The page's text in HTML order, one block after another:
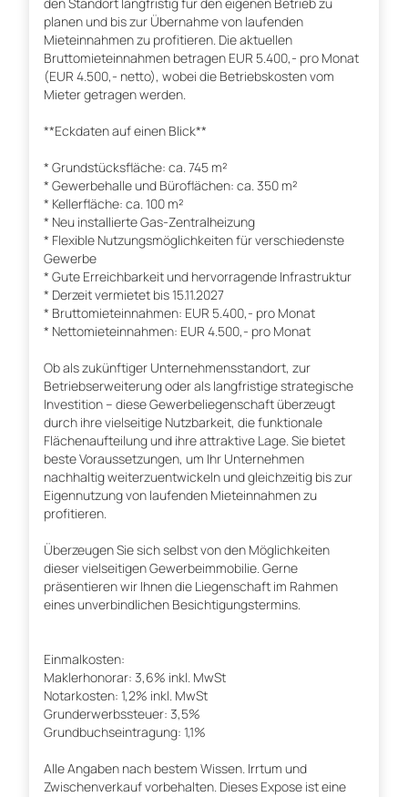
den Standort langfristig für den eigenen Betrieb zu
planen und bis zur Übernahme von laufenden
Mieteinnahmen zu profitieren. Die aktuellen
Bruttomieteinnahmen betragen EUR 5.400,- pro Monat
(EUR 4.500,- netto), wobei die Betriebskosten vom
Mieter getragen werden.
**Eckdaten auf einen Blick**
* Grundstücksfläche: ca. 745 m²
* Gewerbehalle und Büroflächen: ca. 350 m²
* Kellerfläche: ca. 100 m²
* Neu installierte Gas-Zentralheizung
* Flexible Nutzungsmöglichkeiten für verschiedenste
Gewerbe
* Gute Erreichbarkeit und hervorragende Infrastruktur
* Derzeit vermietet bis 15.11.2027
* Bruttomieteinnahmen: EUR 5.400,- pro Monat
* Nettomieteinnahmen: EUR 4.500,- pro Monat
Ob als zukünftiger Unternehmensstandort, zur
Betriebserweiterung oder als langfristige strategische
Investition – diese Gewerbeliegenschaft überzeugt
durch ihre vielseitige Nutzbarkeit, die funktionale
Flächenaufteilung und ihre attraktive Lage. Sie bietet
beste Voraussetzungen, um Ihr Unternehmen
nachhaltig weiterzuentwickeln und gleichzeitig bis zur
Eigennutzung von laufenden Mieteinnahmen zu
profitieren.
Überzeugen Sie sich selbst von den Möglichkeiten
dieser vielseitigen Gewerbeimmobilie. Gerne
präsentieren wir Ihnen die Liegenschaft im Rahmen
eines unverbindlichen Besichtigungstermins.
Einmalkosten:
Maklerhonorar: 3,6% inkl. MwSt
Notarkosten: 1,2% inkl. MwSt
Grunderwerbssteuer: 3,5%
Grundbuchseintragung: 1,1%
Alle Angaben nach bestem Wissen. Irrtum und
Zwischenverkauf vorbehalten. Dieses Expose ist eine